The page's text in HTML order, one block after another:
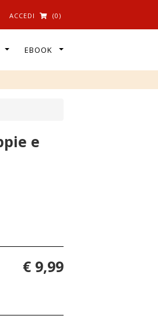
ACCEDI (0)
EBOOK
e
€ 9,99